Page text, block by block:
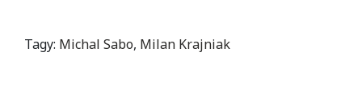
Tagy: Michal Sabo, Milan Krajniak